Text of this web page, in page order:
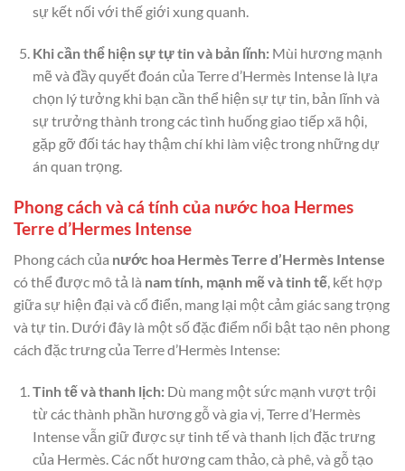
sự kết nối với thế giới xung quanh.
Khi cần thể hiện sự tự tin và bản lĩnh:Mùi hương mạnh
mẽ và đầy quyết đoán của Terre d’Hermès Intense là lựa
chọn lý tưởng khi bạn cần thể hiện sự tự tin, bản lĩnh và
sự trưởng thành trong các tình huống giao tiếp xã hội,
gặp gỡ đối tác hay thậm chí khi làm việc trong những dự
án quan trọng.
Phong cách và cá tính của nước hoa Hermes
Terre d’Hermes Intense
Phong cách của nước hoa Hermès Terre d’Hermès Intense
có thể được mô tả là nam tính, mạnh mẽ và tinh tế, kết hợp
giữa sự hiện đại và cổ điển, mang lại một cảm giác sang trọng
và tự tin. Dưới đây là một số đặc điểm nổi bật tạo nên phong
cách đặc trưng của Terre d’Hermès Intense:
Tinh tế và thanh lịch:Dù mang một sức mạnh vượt trội
từ các thành phần hương gỗ và gia vị, Terre d’Hermès
Intense vẫn giữ được sự tinh tế và thanh lịch đặc trưng
của Hermès. Các nốt hương cam thảo, cà phê, và gỗ tạo